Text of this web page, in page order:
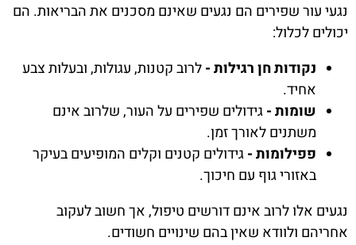
נגעי עור שפירים הם נגעים שאינם מסכנים את הבריאות. הם
יכולים לכלול:
נקודות חן רגילות -לרוב קטנות, עגולות, ובעלות צבע
אחיד.
שומות -גידולים שפירים על העור, שלרוב אינם
משתנים לאורך זמן.
פפילומות -גידולים קטנים וקלים המופיעים בעיקר
באזורי גוף עם חיכוך.
נגעים אלו לרוב אינם דורשים טיפול, אך חשוב לעקוב
אחריהם ולוודא שאין בהם שינויים חשודים.